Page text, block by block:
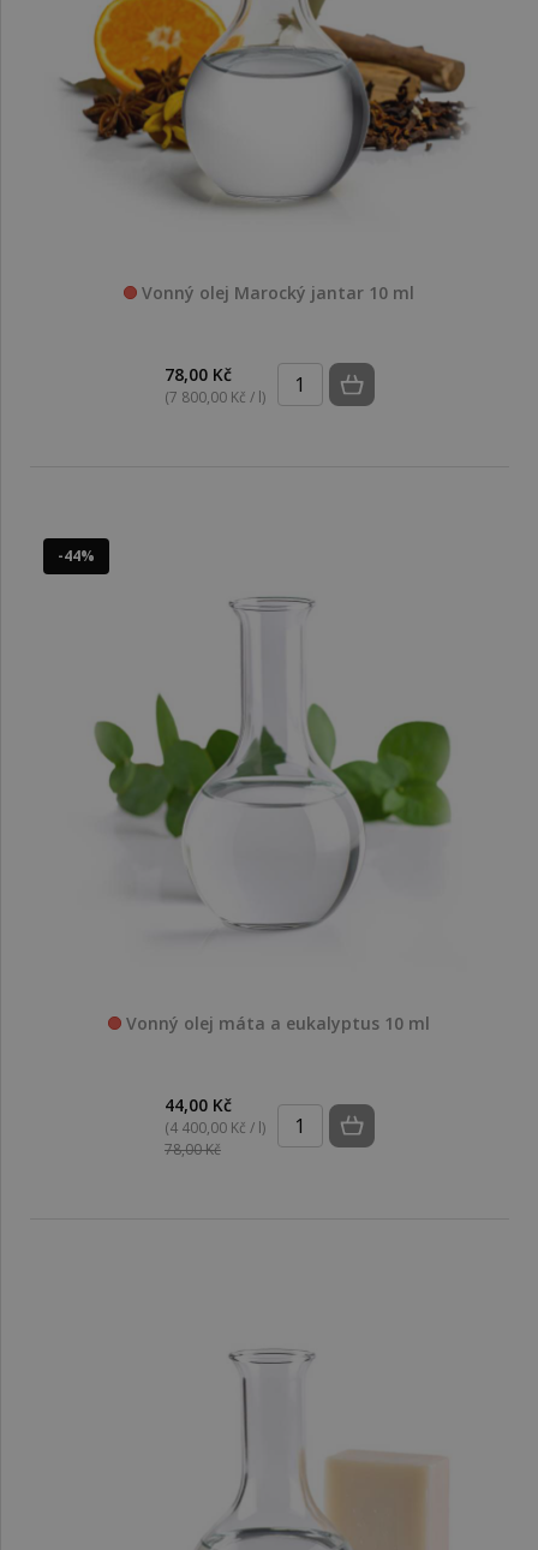
Vonný olej Marocký jantar 10 ml
78,00 Kč
(7 800,00 Kč / l)
-44%
Vonný olej máta a eukalyptus 10 ml
44,00 Kč
(4 400,00 Kč / l)
78,00 Kč